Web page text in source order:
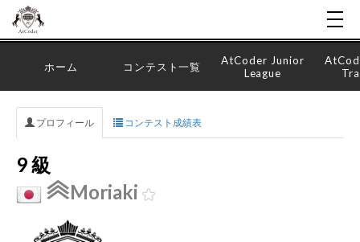
ホーム コンテスト一覧
AtCoder Junior
League
プロフィール コンテスト成績表
9 級
Moriaki